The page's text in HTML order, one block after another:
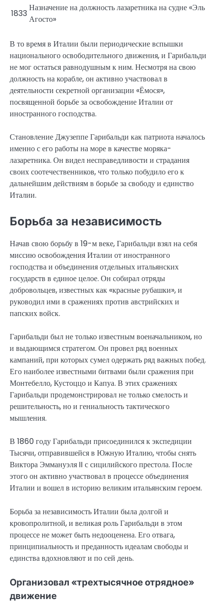
1833
Назначение на должность лазаретника на судне «Эль
Агосто»
В то время в Италии были периодические вспышки
национального освободительного движения, и Гарибальди
не мог остаться равнодушным к ним. Несмотря на свою
должность на корабле, он активно участвовал в
деятельности секретной организации «Ёмося»,
посвященной борьбе за освобождение Италии от
иностранного господства.
Становление Джузеппе Гарибальди как патриота началось
именно с его работы на море в качестве моряка-
лазаретника. Он видел несправедливости и страдания
своих соотечественников, что только побудило его к
дальнейшим действиям в борьбе за свободу и единство
Италии.
Борьба за независимость
Начав свою борьбу в 19-м веке, Гарибальди взял на себя
миссию освобождения Италии от иностранного
господства и объединения отдельных итальянских
государств в единое целое. Он собирал отряды
добровольцев, известных как «красные рубашки», и
руководил ими в сражениях против австрийских и
папских войск.
Гарибальди был не только известным военачальником, но
и выдающимся стратегом. Он провел ряд военных
кампаний, при которых сумел одержать ряд важных побед.
Его наиболее известными битвами были сражения при
Монтебелло, Кустоццо и Капуа. В этих сражениях
Гарибальди продемонстрировал не только смелость и
решительность, но и гениальность тактического
мышления.
В 1860 году Гарибальди присоединился к экспедиции
Тысячи, отправившейся в Южную Италию, чтобы снять
Виктора Эммануэля II с сицилийского престола. После
этого он активно участвовал в процессе объединения
Италии и вошел в историю великим итальянским героем.
Борьба за независимость Италии была долгой и
кровопролитной, и великая роль Гарибальди в этом
процессе не может быть недооценена. Его отвага,
принципиальность и преданность идеалам свободы и
единства вдохновляют и по сей день.
Организовал «трехтысячное отрядное»
движение